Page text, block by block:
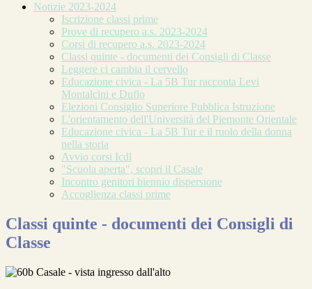
Notizie 2023-2024
Iscrizione classi prime
Prove di recupero a.s. 2023-2024
Corsi di recupero a.s. 2023-2024
Classi quinte - documenti dei Consigli di Classe
Leggere ci cambia il cervello
Educazione civica - La 5B Tur racconta Levi
Montalcini e Duflo
Elezioni Consiglio Superiore Pubblica Istruzione
L'orientamento dell'Università del Piemonte Orientale
Educazione civica - La 5B Tur e il ruolo della donna
nella storia
Avvio corsi Icdl
"Scuola aperta", scopri il Casale
Incontro genitori biennio dispersione
Accoglienza classi prime
Classi quinte - documenti dei Consigli di
Classe